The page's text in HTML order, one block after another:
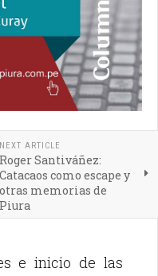
NEXT ARTICLE
Roger Santiváñez:
Catacaos como escape y
otras memorias de
Piura
e inicio de las